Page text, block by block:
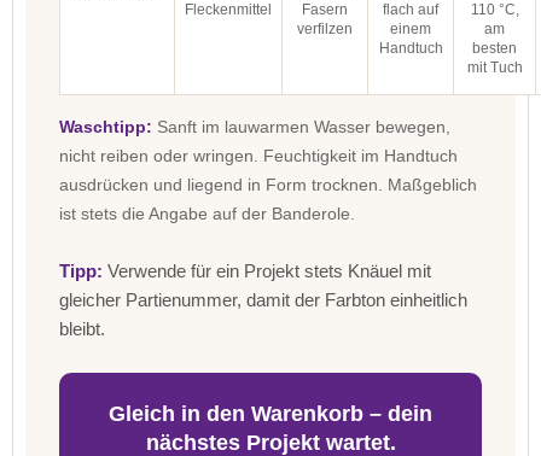
Fleckenmittel
Fasern
verfilzen
flach auf
einem
Handtuch
110 °C,
am
besten
mit Tuch
Waschtipp: Sanft im lauwarmen Wasser bewegen,
nicht reiben oder wringen. Feuchtigkeit im Handtuch
ausdrücken und liegend in Form trocknen. Maßgeblich
ist stets die Angabe auf der Banderole.
Tipp: Verwende für ein Projekt stets Knäuel mit
gleicher Partienummer, damit der Farbton einheitlich
bleibt.
Gleich in den Warenkorb – dein
nächstes Projekt wartet.